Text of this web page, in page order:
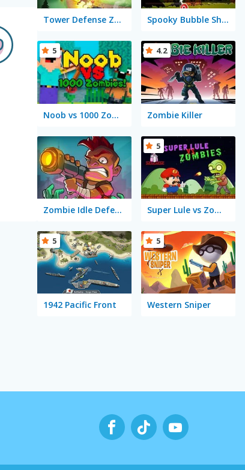
Tower Defense Zombies Spooky Bubble Shooter
Noob vs 1000 Zombies!
5
Zombie Killer
4.2
Zombie Idle Defense Super Lule vs Zombies
5
1942 Pacific Front
5
Western Sniper
5